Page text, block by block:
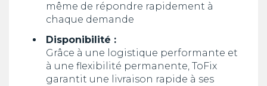
même de répondre rapidement à
chaque demande
Disponibilité :
Grâce à une logistique performante et
à une flexibilité permanente, ToFix
garantit une livraison rapide à ses